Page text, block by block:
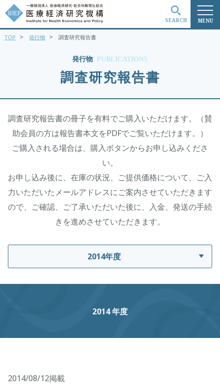
MENU
SEARCH
発行物 PUBLICATIONS
調査研究報告書
TOP > 発行物 > 調査研究報告書
調査研究報告書の冊子を有料でご購入いただけます。（賛
助会員の方は報告書本文をPDFでご覧いただけます。）
ご購入される場合は、購入ボタンからお申し込みくださ
い。
お申し込み後に、在庫の状況、ご提供価格について、ご入
力いただいたメールアドレスにご案内させていただきます
ので、ご確認、ご了承いただいた後に、入金、発送の手続
きを進めさせていただきます。
2014年度
2014 年度
2014/08/12掲載